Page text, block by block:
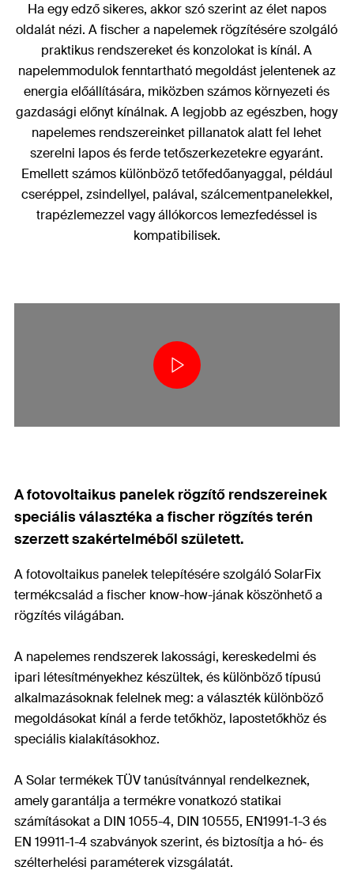
Ha egy edző sikeres, akkor szó szerint az élet napos
oldalát nézi. A fischer a napelemek rögzítésére szolgáló
praktikus rendszereket és konzolokat is kínál. A
napelemmodulok fenntartható megoldást jelentenek az
energia előállítására, miközben számos környezeti és
gazdasági előnyt kínálnak. A legjobb az egészben, hogy
napelemes rendszereinket pillanatok alatt fel lehet
szerelni lapos és ferde tetőszerkezetekre egyaránt.
Emellett számos különböző tetőfedőanyaggal, például
cseréppel, zsindellyel, palával, szálcementpanelekkel,
trapézlemezzel vagy állókorcos lemezfedéssel is
kompatibilisek.
A fotovoltaikus panelek rögzítő rendszereinek
speciális választéka a fischer rögzítés terén
szerzett szakértelméből született.
A fotovoltaikus panelek telepítésére szolgáló SolarFix
termékcsalád a fischer know-how-jának köszönhető a
rögzítés világában.
A napelemes rendszerek lakossági, kereskedelmi és
ipari létesítményekhez készültek, és különböző típusú
alkalmazásoknak felelnek meg: a választék különböző
megoldásokat kínál a ferde tetőkhöz, lapostetőkhöz és
speciális kialakításokhoz.
A Solar termékek TÜV tanúsítvánnyal rendelkeznek,
amely garantálja a termékre vonatkozó statikai
számításokat a DIN 1055-4, DIN 10555, EN1991-1-3 és
EN 19911-1-4 szabványok szerint, és biztosítja a hó- és
szélterhelési paraméterek vizsgálatát.